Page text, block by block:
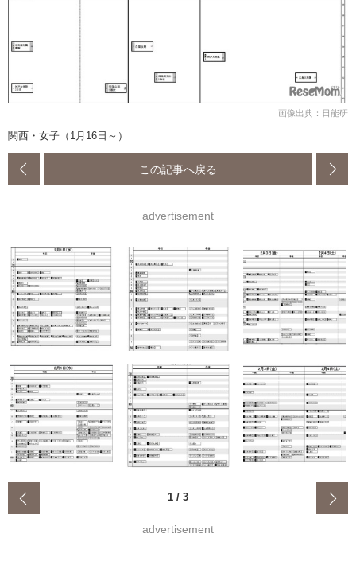
画像出典：日能研
関西・女子（1月16日～）
この記事へ戻る
advertisement
1 / 3
advertisement